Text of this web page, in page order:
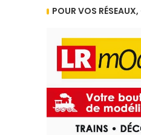
POUR VOS